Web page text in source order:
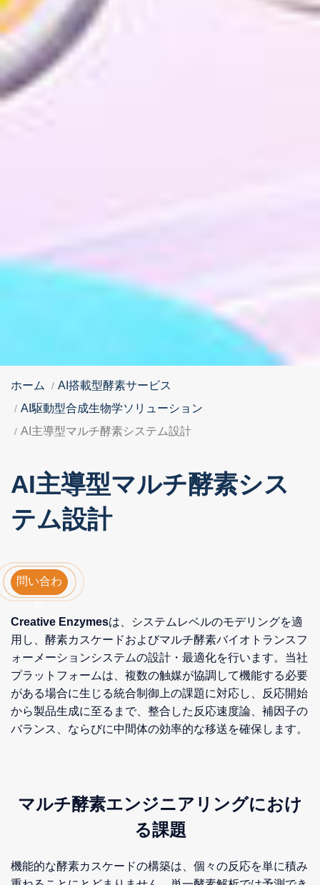
ホーム
AI搭載型酵素サービス
AI駆動型合成生物学ソリューション
AI主導型マルチ酵素システム設計
AI主導型マルチ酵素シス
テム設計
問い合わ
せ
Creative Enzymesは、システムレベルのモデリングを適
用し、酵素カスケードおよびマルチ酵素バイオトランスフ
ォーメーションシステムの設計・最適化を行います。当社
プラットフォームは、複数の触媒が協調して機能する必要
がある場合に生じる統合制御上の課題に対応し、反応開始
から製品生成に至るまで、整合した反応速度論、補因子の
バランス、ならびに中間体の効率的な移送を確保します。
マルチ酵素エンジニアリングにおけ
る課題
機能的な酵素カスケードの構築は、個々の反応を単に積み